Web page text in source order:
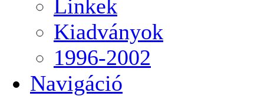
Linkek
Kiadványok
1996-2002
Navigáció